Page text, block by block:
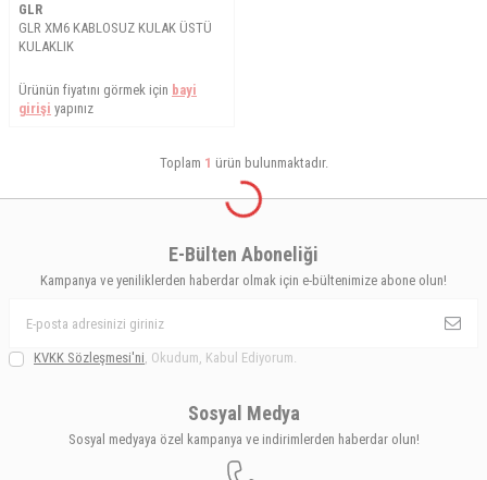
GLR
GLR XM6 KABLOSUZ KULAK ÜSTÜ
KULAKLIK
Ürünün fiyatını görmek için bayi
girişi yapınız
Toplam 1 ürün bulunmaktadır.
E-Bülten Aboneliği
Kampanya ve yeniliklerden haberdar olmak için e-bültenimize abone olun!
KVKK Sözleşmesi'ni, Okudum, Kabul Ediyorum.
Sosyal Medya
Sosyal medyaya özel kampanya ve indirimlerden haberdar olun!